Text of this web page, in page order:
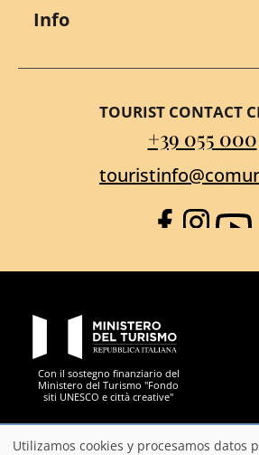
Info
TOURIST CONTACT
+39 055 000
Facebook
Con il sostegno finanziario del
Ministero del Turismo "Fondo
siti UNESCO e città creative"
Utilizamos cookies y procesamos datos